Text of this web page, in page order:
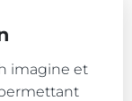
imagine et